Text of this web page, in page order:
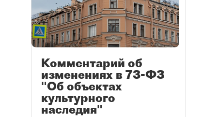
Комментарий об
изменениях в 73-ФЗ
"Об объектах
культурного
наследия"